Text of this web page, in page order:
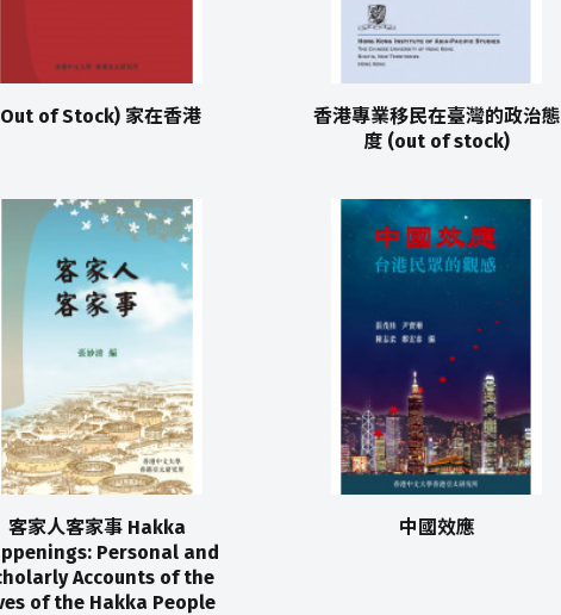
of Stock) 家在香港
香港專業移民在臺灣的政治態
度 (out of stock)
客家人客家事 Hakka
Personal and
Accounts of the
of the Hakka People
中國效應